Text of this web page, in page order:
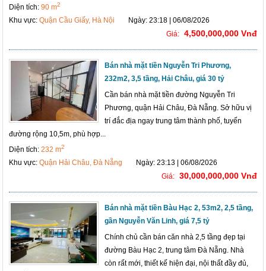
Diện tích:90 m2
Khu vực:Quận Cầu Giấy, Hà Nội
Ngày: 23:18 | 06/08/2026
Giá: 4,500,000,000 Vnđ
Bán nhà mặt tiền Nguyễn Tri Phương,
232m2, 3,5 tầng, Hải Châu, giá 30 tỷ
Cần bán nhà mặt tiền đường Nguyễn Tri
Phương, quận Hải Châu, Đà Nẵng. Sở hữu vị
trí đắc địa ngay trung tâm thành phố, tuyến
đường rộng 10,5m, phù hợp...
Diện tích:232 m2
Khu vực:Quận Hải Châu, Đà Nẵng
Ngày: 23:13 | 06/08/2026
Giá: 30,000,000,000 Vnđ
Bán nhà mặt tiền Bàu Hạc 2, 53m2, 2,5 tầng,
gần Nguyễn Văn Linh, giá 7,5 tỷ
Chính chủ cần bán căn nhà 2,5 tầng đẹp tại
đường Bàu Hạc 2, trung tâm Đà Nẵng. Nhà
còn rất mới, thiết kế hiện đại, nội thất đầy đủ,